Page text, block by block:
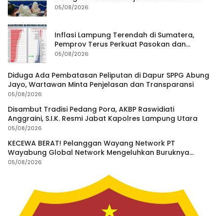
Berkualitas
05/08/2026
Inflasi Lampung Terendah di Sumatera,
Pemprov Terus Perkuat Pasokan dan
Distribusi Pangan
05/08/2026
Diduga Ada Pembatasan Peliputan di Dapur SPPG Abung
Jayo, Wartawan Minta Penjelasan dan Transparansi
05/08/2026
Disambut Tradisi Pedang Pora, AKBP Raswidiati
Anggraini, S.I.K. Resmi Jabat Kapolres Lampung Utara
05/08/2026
KECEWA BERAT! Pelanggan Wayang Network PT
Wayabung Global Network Mengeluhkan Buruknya
Pelayanan
05/08/2026